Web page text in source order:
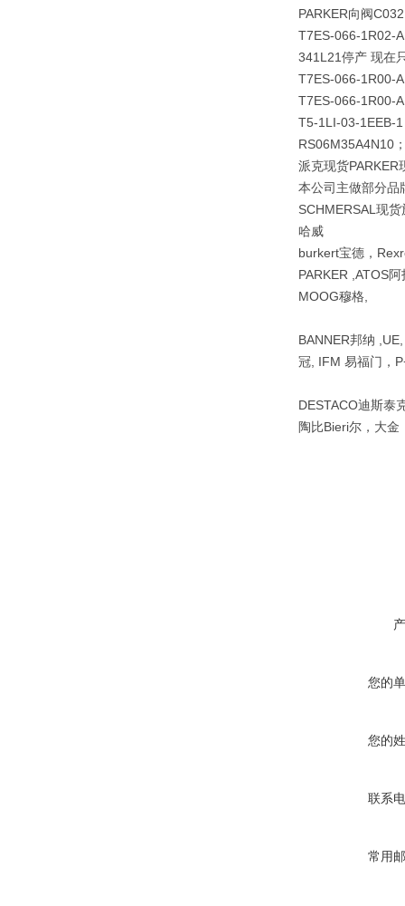
PARKER向阀
T7ES-066-1R02-
341L21停产 现在
T7ES-066-1R00-
T7ES-066-1R00-
T5-1LI-03-1EEB-
RS06M35A4N10
派克现货PARKER
本公司主做部分品
SCHMERSAL现
哈威
burkert宝德，
PARKER ,ATOS
MOOG穆格,
BANNER邦纳
冠, IFM 易福门，
DESTACO迪斯泰
陶比Bieri尔，大金
您的
您的
联系
常用